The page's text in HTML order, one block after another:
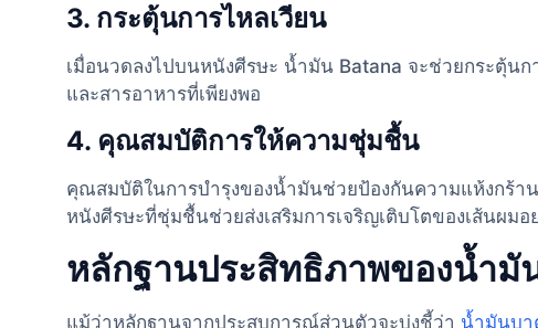
3. กระตุ้นการไหลเวียน
เมื่อนวดลงไปบนหนังศีรษะ น้ำมัน Batana จะช่วยกระตุ้น
และสารอาหารที่เพียงพอ
4. คุณสมบัติการให้ความชุ่มชื้น
คุณสมบัติในการบำรุงของน้ำมันช่วยป้องกันความแห้งกร้า
หนังศีรษะที่ชุ่มชื้นช่วยส่งเสริมการเจริญเติบโตของเส้นผมอ
หลักฐานประสิทธิภาพของน้ำมั
แม้ว่าหลักฐานจากประสบการณ์ส่วนตัวจะบ่งชี้ว่า น้ำมันบา